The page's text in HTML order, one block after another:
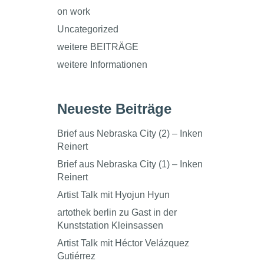
on work
Uncategorized
weitere BEITRÄGE
weitere Informationen
Neueste Beiträge
Brief aus Nebraska City (2) – Inken
Reinert
Brief aus Nebraska City (1) – Inken
Reinert
Artist Talk mit Hyojun Hyun
artothek berlin zu Gast in der
Kunststation Kleinsassen
Artist Talk mit Héctor Velázquez
Gutiérrez